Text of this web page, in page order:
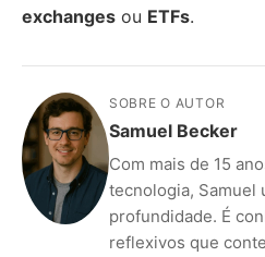
exchanges ou ETFs.
SOBRE O AUTOR
Samuel Becker
Com mais de 15
tecnologia, Samuel
profundidade. É
reflexivos que